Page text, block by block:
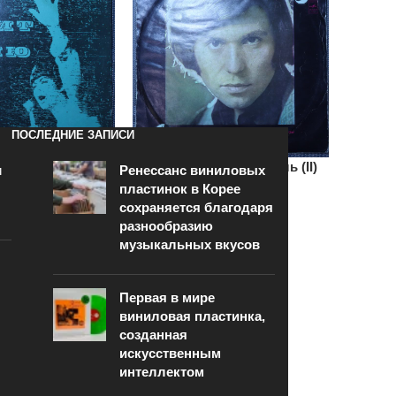
песню №11 Рафаэль – Поет Рафаэль (II)
150₽
В КОРЗИНУ
ПОСЛЕДНИЕ ЗАПИСИ
Ренессанс виниловых
пластинок в Корее
сохраняется благодаря
разнообразию
музыкальных вкусов
Первая в мире
виниловая пластинка,
созданная
искусственным
интеллектом